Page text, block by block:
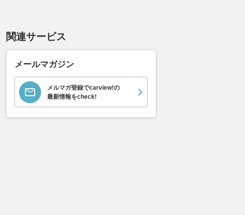
関連サービス
メールマガジン
メルマガ登録でcarview!の
最新情報をcheck!